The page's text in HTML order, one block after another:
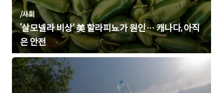
/사회
‘살모넬라 비상’ 美 할라피뇨가 원인… 캐나다, 아직
은 안전